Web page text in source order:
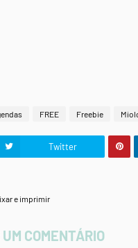
FREE Freebie
Twitter
e imprimir
COMENTÁRIO